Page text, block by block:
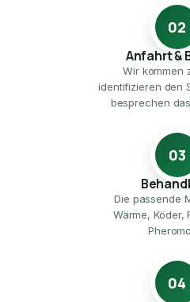
02
Anfahrt &
Wir kommen
identifizieren den
besprechen
03
Die passende
Wärme, Köder,
04